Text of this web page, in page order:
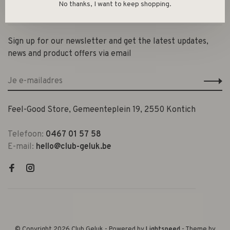
Contact en openingsuren
Sign up for our newsletter and get the latest updates,
news and product offers via email
Feel-Good Store, Gemeenteplein 19, 2550 Kontich
Telefoon: 0467 01 57 58
E-mail: hello@club-geluk.be
No thanks, I want to keep shopping.